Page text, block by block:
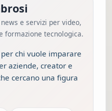
e servizi per video,
formazione tecnologica.
chi vuole imparare
aziende, creator e
cercano una figura